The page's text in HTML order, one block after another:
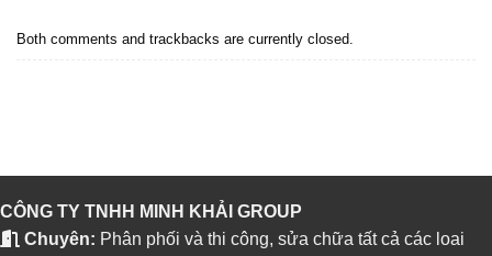
Both comments and trackbacks are currently closed.
CÔNG TY TNHH MINH KHẢI GROUP
Chuyên: Phân phối và thi công, sửa chữa tất cả các loai